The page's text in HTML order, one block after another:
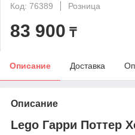
Код: 76389
Розница
83 900 ₸
Описание Доставка
Описание
Lego Гарри Поттер